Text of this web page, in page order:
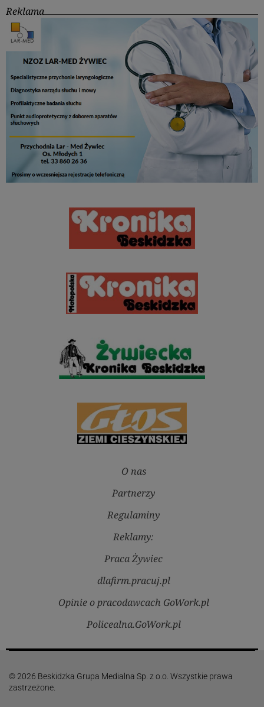
Reklama
O nas
Partnerzy
Regulaminy
Reklamy:
Praca Żywiec
dlafirm.pracuj.pl
Opinie o pracodawcach GoWork.pl
Policealna.GoWork.pl
© 2026 Beskidzka Grupa Medialna Sp. z o.o. Wszystkie prawa
zastrzeżone.